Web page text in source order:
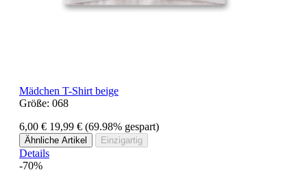
Mädchen T-Shirt beige
Größe: 068
6,00 € 19,99 € (69.98% gespart)
Ähnliche Artikel Einzigartig
Details
-70%